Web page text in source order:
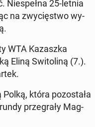
Nie­speł­na 25-letnia
na zwy­cię­stwo wy­
WTA Ka­zasz­ka
Eliną Swi­to­li­ną (7.).
która po­zo­sta­ła
prze­gra­ły Mag­